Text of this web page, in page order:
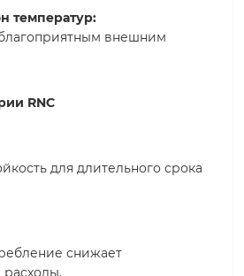
температур:
внешним
RNC
для длительного срока
снижает